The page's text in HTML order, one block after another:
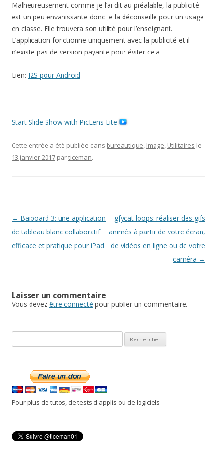
Malheureusement comme je l’ai dit au préalable, la publicité
est un peu envahissante donc je la déconseille pour un usage
en classe. Elle trouvera son utilité pour l’enseignant.
L’application fonctionne uniquement avec la publicité et il
n’existe pas de version payante pour éviter cela.
Lien: I2S pour Android
Start Slide Show with PicLens Lite
Cette entrée a été publiée dans bureautique, Image, Utilitaires le
13 janvier 2017 particeman.
Navigation
des
articles
← Baiboard 3: une application
de tableau blanc collaboratif
efficace et pratique pour iPad
gfycat loops: réaliser des gifs
animés à partir de votre écran,
de vidéos en ligne ou de votre
caméra →
Laisser un commentaire
Vous devez être connecté pour publier un commentaire.
e
e
r
c
e
r
Pour plus de tutos, de tests d'applis ou de logiciels